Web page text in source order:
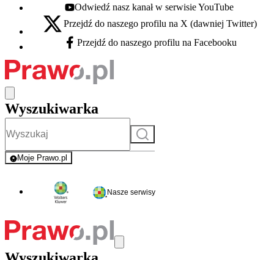
Youtube - otwiera się w nowej karcie
Odwiedź nasz kanał w serwisie YouTube
X - otwiera się w nowej karcie
Przejdź do naszego profilu na X (dawniej Twitter)
Facebook - otwiera się w nowej karcie
Przejdź do naszego profilu na Facebooku
Wyszukiwarka
Szukaj
Moje Prawo.pl
- rejestracja i logowanie do serwisu
Nasze serwisy